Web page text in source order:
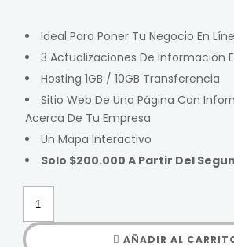
Ideal Para Poner Tu Negocio En
3 Actualizaciones De Información
Hosting 1GB / 10GB Transferencia
Sitio Web De Una Página Con
Acerca De Tu Empresa
Un Mapa Interactivo
Solo $200.000 A Partir Del
AÑADIR AL